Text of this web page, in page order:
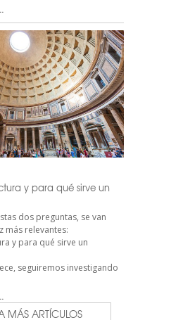
y para qué sirve un
dos preguntas, se van
más relevantes:
y para qué sirve un
seguiremos investigando
MÁS ARTÍCULOS